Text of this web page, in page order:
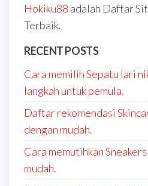
Hokiku88 adalah Daftar
Terbaik.
RECENT POSTS
Cara memilih Sepatu lari
langkah untuk pemula.
Daftar rekomendasi
dengan mudah.
Cara memutihkan
mudah.